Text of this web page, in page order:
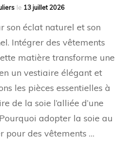
le 13 juillet 2026
son éclat naturel et son
Intégrer des vêtements
matière transforme une
un vestiaire élégant et
les pièces essentielles à
de la soie l’alliée d’une
adopter la soie au
pour des vêtements …